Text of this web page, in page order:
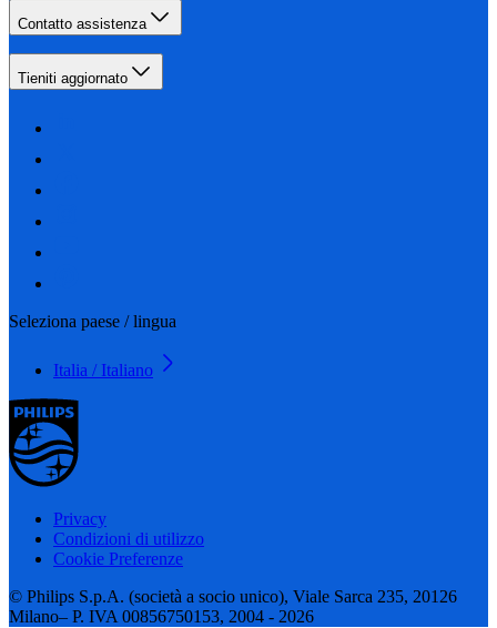
Contatto assistenza
Tieniti aggiornato
Seleziona paese / lingua
Italia / Italiano
Privacy
Condizioni di utilizzo
Cookie Preferenze
© Philips S.p.A. (società a socio unico), Viale Sarca 235, 20126
Milano– P. IVA 00856750153, 2004 - 2026